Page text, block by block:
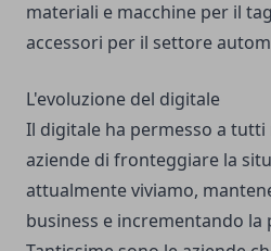
materiali e macchine per il
accessori per il settore
L'evoluzione del digitale
Il digitale ha permesso a
aziende di fronteggiare la
attualmente viviamo,
business e incrementando